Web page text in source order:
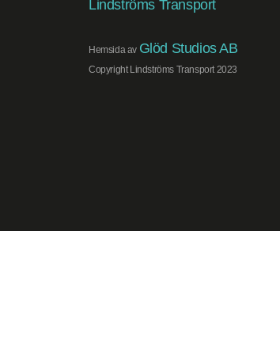
Hemsida av Glöd Studios AB
Copyright Lindströms Transport 2023